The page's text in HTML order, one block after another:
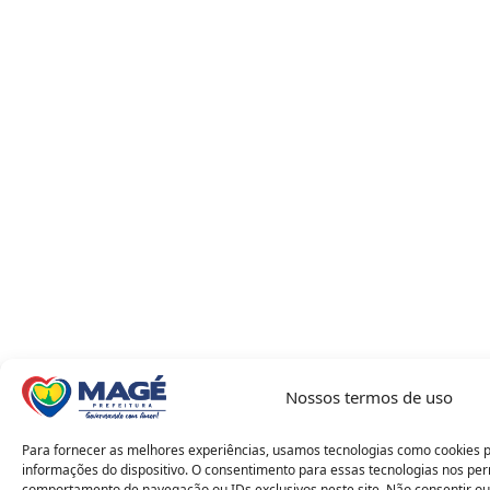
Nossos termos de uso
Para fornecer as melhores experiências, usamos tecnologias como cookies
informações do dispositivo. O consentimento para essas tecnologias nos